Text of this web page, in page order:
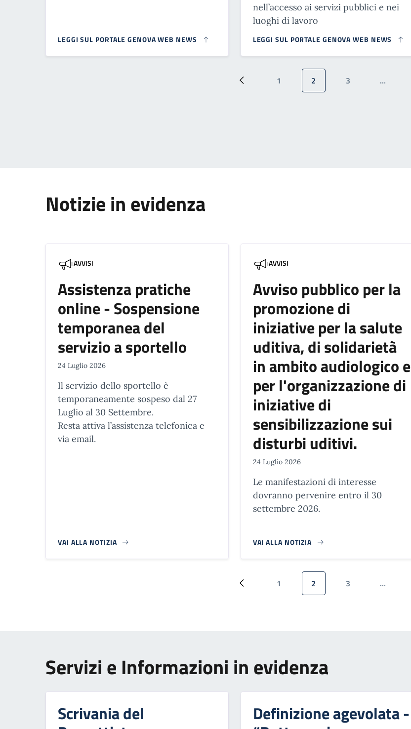
LEGGI SUL PORTALE GENOVA WEB NEWS
nell’accesso ai servizi pubblici e nei
luoghi di lavoro
LEGGI SUL PORTALE GENOVA WEB NEWS
Pagina precedente
Pagina
1 Pagina attuale
2 Pagina
3 …
Notizie in evidenza
AVVISI
Assistenza pratiche
online - Sospensione
temporanea del
servizio a sportello
24 Luglio 2026
Il servizio dello sportello è
temporaneamente sospeso dal 27
Luglio al 30 Settembre.
Resta attiva l’assistenza telefonica e
via email.
VAI ALLA NOTIZIA
AVVISI
Avviso pubblico per la
promozione di
iniziative per la salute
uditiva, di solidarietà
in ambito audiologico e
per l'organizzazione di
iniziative di
sensibilizzazione sui
disturbi uditivi.
24 Luglio 2026
Le manifestazioni di interesse
dovranno pervenire entro il 30
settembre 2026.
VAI ALLA NOTIZIA
Pagina precedente
Pagina
1 Pagina attuale
2 Pagina
3 …
Servizi e Informazioni in evidenza
Scrivania del Definizione agevolata -